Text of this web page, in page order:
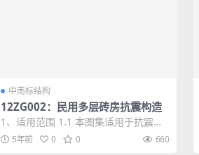
中南标结构
12ZG002：民用多层砖房抗震构造
1、适用范围 1.1 本图集适用于抗震设
防烈度为6、7、8度地区的民用多层砖
房。...
5年前 0 0 660